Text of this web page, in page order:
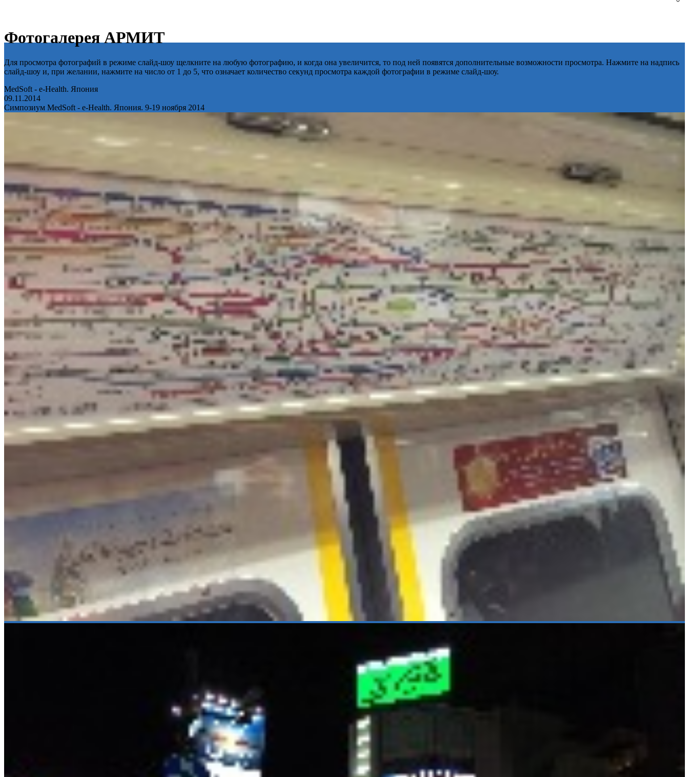
Фотогалерея АРМИТ
Для просмотра фотографий в режиме слайд-шоу щелкните на любую фотографию, и когда она увеличится, то под ней появятся дополнительные возможности просмотра. Нажмите на надпись
слайд-шоу и, при желании, нажмите на число от 1 до 5, что означает количество секунд просмотра каждой фотографии в режиме слайд-шоу.
MedSoft - e-Health. Япония
09.11.2014
Симпозиум MedSoft - e-Health. Япония. 9-19 ноября 2014